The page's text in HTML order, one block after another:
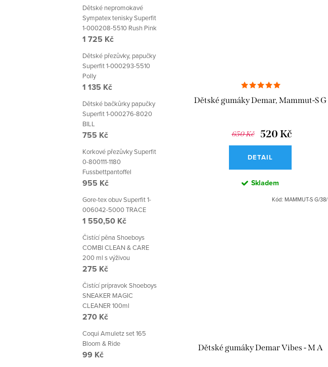
Dětské nepromokavé
Sympatex tenisky Superfit
1-000208-5510 Rush Pink
1 725 Kč
Dětské přezůvky, papučky
Superfit 1-000293-5510
Polly
1 135 Kč
Dětské bačkůrky papučky
Superfit 1-000276-8020
BILL
755 Kč
Korkové přezůvky Superfit
0-800111-1180
Fussbettpantoffel
955 Kč
Gore-tex obuv Superfit 1-
006042-5000 TRACE
1 550,50 Kč
Čistící pěna Shoeboys
COMBI CLEAN & CARE
200 ml s výživou
275 Kč
Čistící prípravok Shoeboys
SNEAKER MAGIC
CLEANER 100ml
270 Kč
Coqui Amuletz set 165
Bloom & Ride
99 Kč
Dětské gumáky Demar, Mammut-S G
650 Kč 520 Kč
DETAIL
Skladem
Kód:MAMMUT-S G/38/
Dětské gumáky Demar Vibes - M A